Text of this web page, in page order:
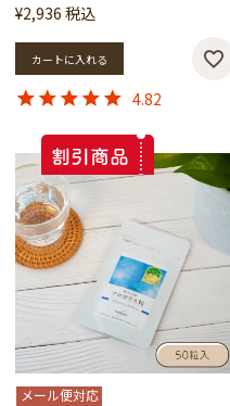
¥2,936 税込
カートに入れる
4.82
メール便対応